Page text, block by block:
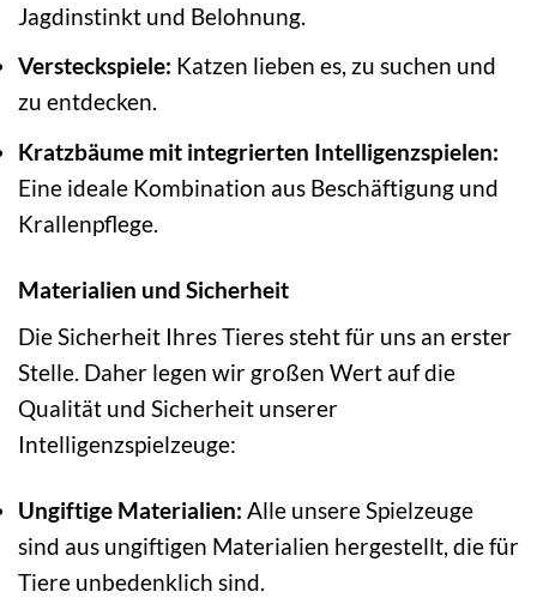
Jagdinstinkt und Belohnung.
Versteckspiele: Katzen lieben es, zu suchen und
zu entdecken.
Kratzbäume mit integrierten Intelligenzspielen:
Eine ideale Kombination aus Beschäftigung und
Krallenpflege.
Materialien und Sicherheit
Die Sicherheit Ihres Tieres steht für uns an erster
Stelle. Daher legen wir großen Wert auf die
Qualität und Sicherheit unserer
Intelligenzspielzeuge:
Ungiftige Materialien: Alle unsere Spielzeuge
sind aus ungiftigen Materialien hergestellt, die für
Tiere unbedenklich sind.